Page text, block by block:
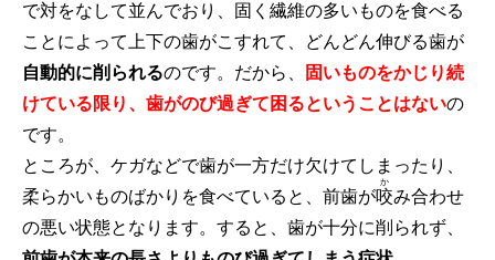
で対をなして並んでおり、固く繊維の多いものを食べる
ことによって上下の歯がこすれて、
どんどん伸びる歯が
自動的に削られるのです。だから、
固いものをかじり続
けている限り、歯がのび過ぎて困るということはないの
です。
ところが、ケガなどで歯が一方だけ欠けてしまったり、
柔らかいものばかりを食べていると、前歯が咬
か
み合わせ
の悪い状態となります。すると、歯が十分に削られず、